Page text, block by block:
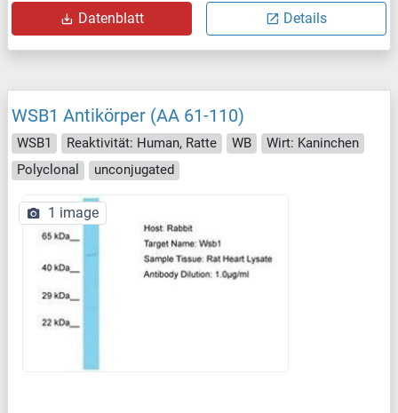
Datenblatt Details
WSB1 Antikörper (AA 61-110)
WSB1 Reaktivität: Human, Ratte WB
Wirt: Kaninchen
Polyclonal
unconjugated
1 image